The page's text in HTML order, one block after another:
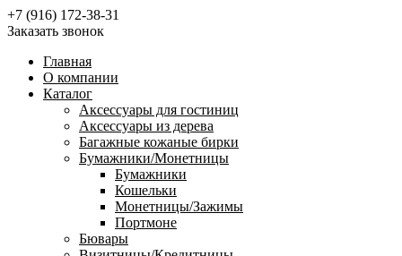
+7 (916) 172-38-31
Заказать звонок
Главная
О компании
Каталог
Аксессуары для гостиниц
Аксессуары из дерева
Багажные кожаные бирки
Бумажники/Монетницы
Бумажники
Кошельки
Монетницы/Зажимы
Портмоне
Бювары